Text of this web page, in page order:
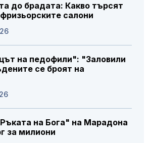
до брадата: Какво търсят
салони
на педофили": "Заловили
се броят на
на Бога" на Марадона
за милиони